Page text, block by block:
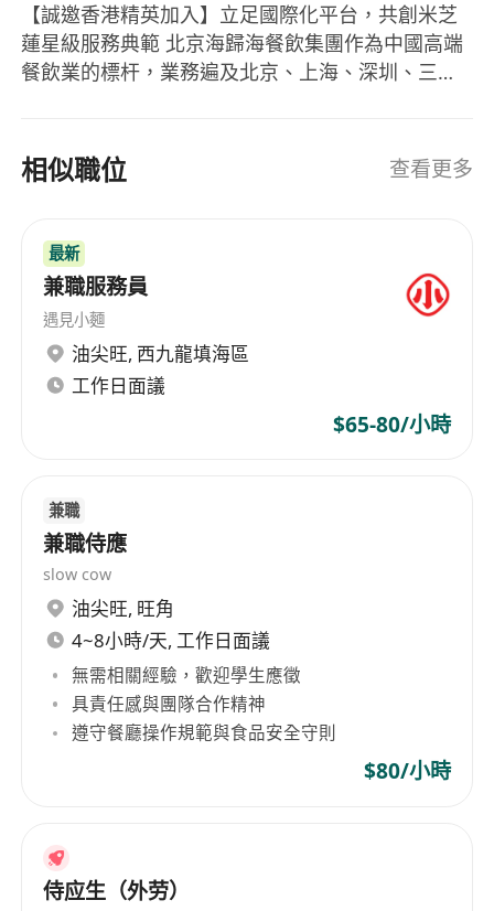
【誠邀香港精英加入】立足國際化平台，共創米芝
蓮星級服務典範 北京海歸海餐飲集團作為中國高端
餐飲業的標杆，業務遍及北京、上海、深圳、三亞
米芝蓮三星餐廳「潮上潮」、二星「魯上魯」 在內
等多個頂級品牌，持續引領餐飲潮流。 為什麼您適
牌定位高端，客群遍及海內外，尤其需要像您一樣
具備國際化視野、優秀語言能力（如英語、粵語）
及卓越服務意識的人才。集團正處於快速擴張期，
急需能勝任前場管理（如餐廳經理、領班、侍酒
師）的精英。 · 完善的晉升體系與清晰的職業路
徑： 我們擁有成熟的人才培養機制。作為前場團隊
的一員，您將接受系統化的米芝蓮星級服務標準培
跨城市發展，成長路徑透明且迅速。 · 廣闊的內地
事業平台： 集團遍布全國的網絡，為您提供了在一
線及新一線城市發展的寶貴機會。這不僅是一份工
作，更是您深入了解內地市場、建立全國性人脈網
絡的優質平台。 我們誠邀具備服務熱忱、追求極致
的香港前場精英加入，在這里，您的專業將在米芝
連星級的舞台上獲得認可與回報。
相似職位 查看更多
最新
兼職服務員
遇見小麵
油尖旺, 西九龍填海區
工作日面議
$65-80/小時
兼職
兼職侍應
slow cow
油尖旺, 旺角
4~8小時/天, 工作日面議
無需相關經驗，歡迎學生應徵
具責任感與團隊合作精神
遵守餐廳操作規範與食品安全守則
$80/小時
侍应生（外劳）